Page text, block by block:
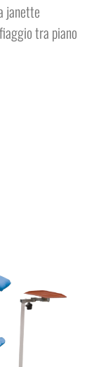
janette
tra piano